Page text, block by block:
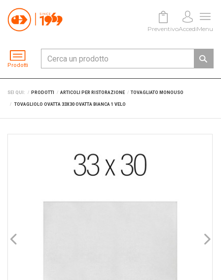
Prodotti
PreventivoAccediMenu
SEI QUI: PRODOTTI ARTICOLI PER RISTORAZIONE TOVAGLIATO MONOUSO
TOVAGLIOLO OVATTA 33X30 OVATTA BIANCA 1 VELO